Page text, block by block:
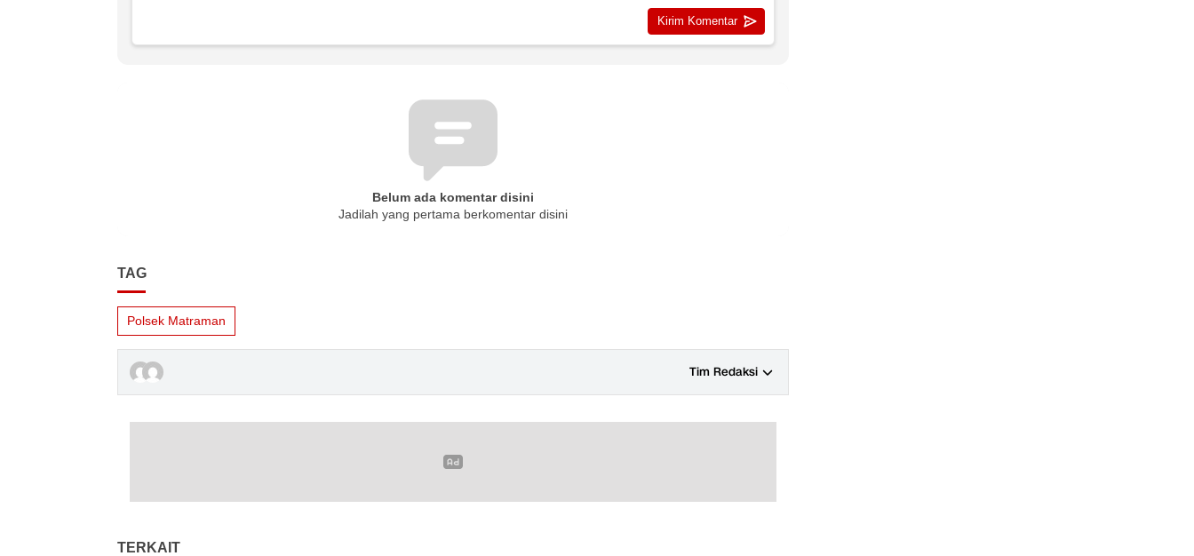
Belum ada komentar disini
Jadilah yang pertama berkomentar disini
TAG
Polsek Matraman
Tim Redaksi
TERKAIT